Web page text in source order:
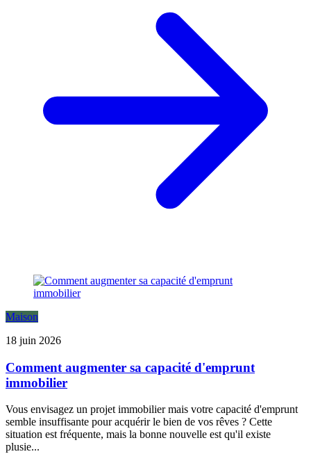
Maison
18 juin 2026
Comment augmenter sa capacité d'emprunt
immobilier
Vous envisagez un projet immobilier mais votre capacité d'emprunt
semble insuffisante pour acquérir le bien de vos rêves ? Cette
situation est fréquente, mais la bonne nouvelle est qu'il existe
plusie...